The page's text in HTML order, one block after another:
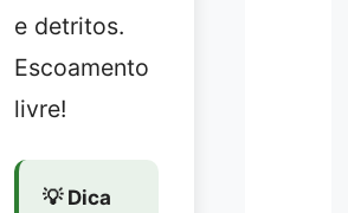
e detritos.
Escoamento
livre!
💡 Dica